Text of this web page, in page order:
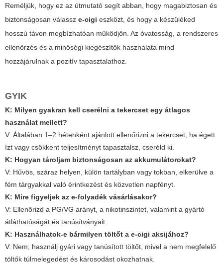
Reméljük, hogy ez az útmutató segít abban, hogy magabiztosan és
biztonságosan válassz e-cigi eszközt, és hogy a készüléked
hosszú távon megbízhatóan működjön. Az óvatosság, a rendszeres
ellenőrzés és a minőségi kiegészítők használata mind
hozzájárulnak a pozitív tapasztalathoz.
GYIK
K: Milyen gyakran kell cserélni a tekercset egy átlagos
használat mellett?
V: Általában 1–2 hétenként ajánlott ellenőrizni a tekercset; ha égett
ízt vagy csökkent teljesítményt tapasztalsz, cseréld ki.
K: Hogyan tároljam biztonságosan az akkumulátorokat?
V: Hűvös, száraz helyen, külön tartályban vagy tokban, elkerülve a
fém tárgyakkal való érintkezést és közvetlen napfényt.
K: Mire figyeljek az e-folyadék vásárlásakor?
V: Ellenőrizd a PG/VG arányt, a nikotinszintet, valamint a gyártó
átláthatóságát és tanúsítványait.
K: Használhatok-e bármilyen töltőt a e-cigi aksijához?
V: Nem; használj gyári vagy tanúsított töltőt, mivel a nem megfelelő
töltők túlmelegedést és károsodást okozhatnak.